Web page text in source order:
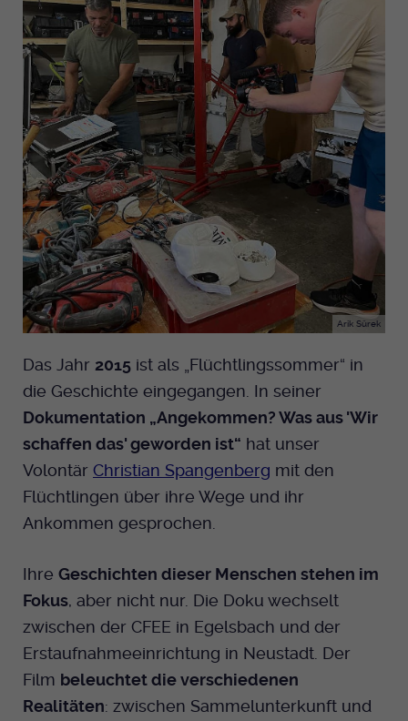
Arik Sürek
Das Jahr 2015 ist als „Flüchtlingssommer“ in
die Geschichte eingegangen. In seiner
Dokumentation „Angekommen? Was aus 'Wir
schaffen das' geworden ist“ hat unser
Volontär Christian Spangenberg mit den
Flüchtlingen über ihre Wege und ihr
Ankommen gesprochen.
Ihre Geschichten dieser Menschen stehen im
Fokus, aber nicht nur. Die Doku wechselt
zwischen der CFEE in Egelsbach und der
Erstaufnahmeeinrichtung in Neustadt. Der
Film beleuchtet die verschiedenen
Realitäten: zwischen Sammelunterkunft und